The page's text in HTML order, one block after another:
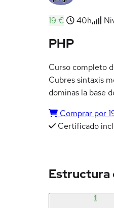
19 € 40h
PHP
Curso completo
Cubres sintaxis
dominas la base
Comprar por
Certificado
Estructura
1